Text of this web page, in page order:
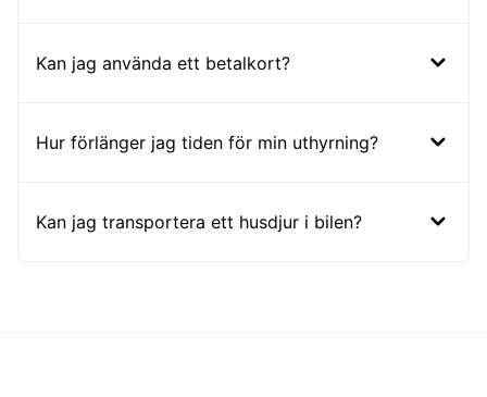
Kan jag använda ett betalkort?
Hur förlänger jag tiden för min uthyrning?
Kan jag transportera ett husdjur i bilen?